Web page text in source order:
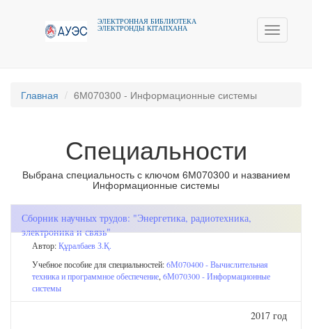
Toggle
ЭЛЕКТРОННАЯ БИБЛИОТЕКА
ЭЛЕКТРОНДЫ КIТАПХАНА
Главная 6М070300 - Информационные системы
Специальности
Выбрана специальность с ключом 6М070300 и названием
Информационные системы
Сборник научных трудов: "Энергетика, радиотехника,
электроника и связь"
Автор:Құралбаев З.Қ.
Учебное пособие для специальностей:6М070400 - Вычислительная
техника и программное обеспечение, 6М070300 - Информационные
системы
2017 год